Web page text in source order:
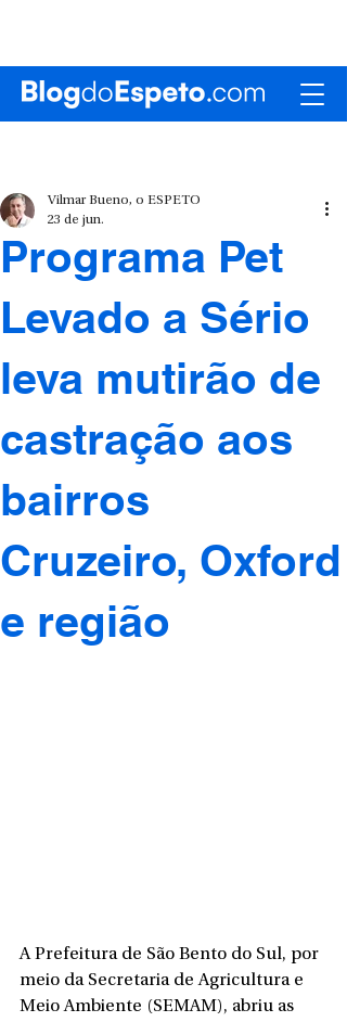
Programa Pet
Levado a Sério
leva mutirão de
castração aos
bairros
Cruzeiro, Oxford
e região
Vilmar Bueno, o ESPETO
23 de jun.
A Prefeitura de São Bento do Sul, por
meio da Secretaria de Agricultura e
Meio Ambiente (SEMAM), abriu as